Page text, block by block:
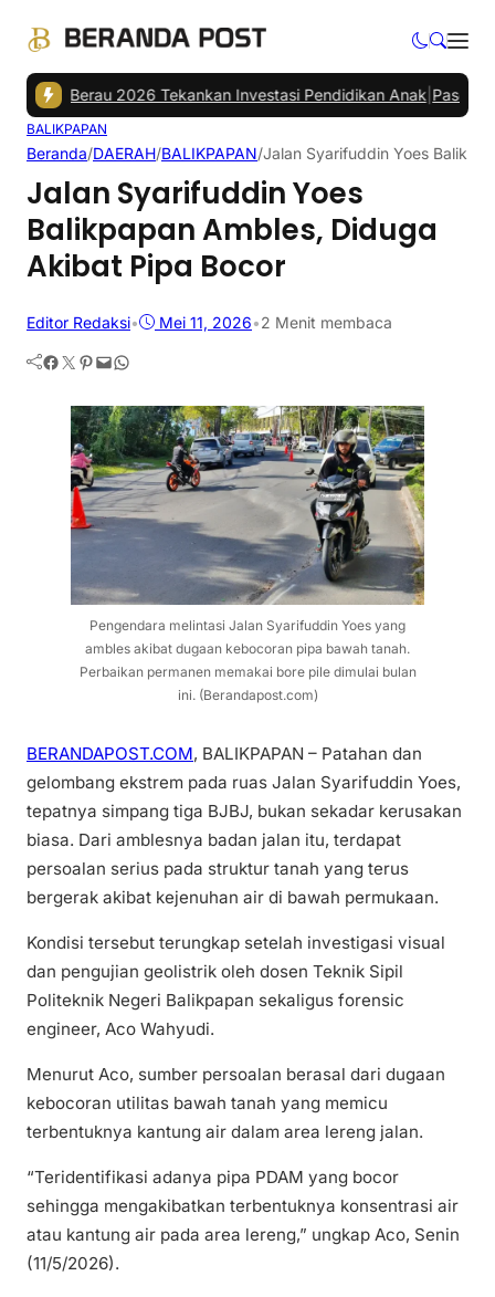
Berau 2026 Tekankan Investasi Pendidikan Anak| Paser Open
BALIKPAPAN
Beranda/DAERAH/BALIKPAPAN/Jalan Syarifuddin Yoes
Jalan Syarifuddin Yoes
Balikpapan Ambles, Diduga
Akibat Pipa Bocor
Editor Redaksi• Mei 11, 2026•2 Menit membaca
Facebook Twitter Pinterest Mail WhatsApp
Pengendara melintasi Jalan Syarifuddin Yoes yang
ambles akibat dugaan kebocoran pipa bawah tanah.
Perbaikan permanen memakai bore pile dimulai bulan
ini. (Berandapost.com)
BERANDAPOST.COM, BALIKPAPAN – Patahan dan
gelombang ekstrem pada ruas Jalan Syarifuddin Yoes,
tepatnya simpang tiga BJBJ, bukan sekadar kerusakan
biasa. Dari amblesnya badan jalan itu, terdapat
persoalan serius pada struktur tanah yang terus
bergerak akibat kejenuhan air di bawah permukaan.
Kondisi tersebut terungkap setelah investigasi visual
dan pengujian geolistrik oleh dosen Teknik Sipil
Politeknik Negeri Balikpapan sekaligus forensic
engineer, Aco Wahyudi.
Menurut Aco, sumber persoalan berasal dari dugaan
kebocoran utilitas bawah tanah yang memicu
terbentuknya kantung air dalam area lereng jalan.
“Teridentifikasi adanya pipa PDAM yang bocor
sehingga mengakibatkan terbentuknya konsentrasi air
atau kantung air pada area lereng,” ungkap Aco, Senin
(11/5/2026).